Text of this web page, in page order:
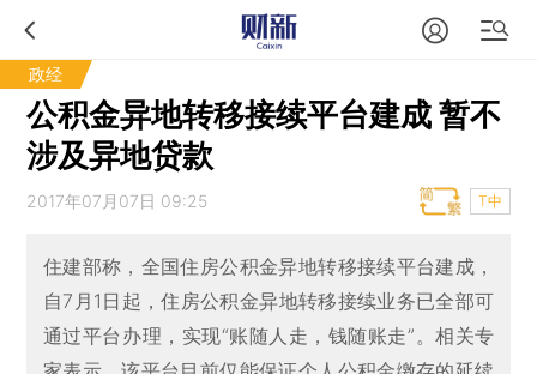
政经
公积金异地转移接续平台建成 暂不
涉及异地贷款
2017年07月07日 09:25 T中
住建部称，全国住房公积金异地转移接续平台建成，
自7月1日起，住房公积金异地转移接续业务已全部可
通过平台办理，实现“账随人走，钱随账走”。相关专